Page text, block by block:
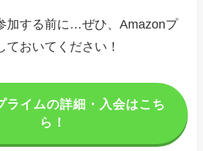
加する前に…ぜひ、Amazonプ
ておいてください！
ライムの詳細・入会はこち
ら！